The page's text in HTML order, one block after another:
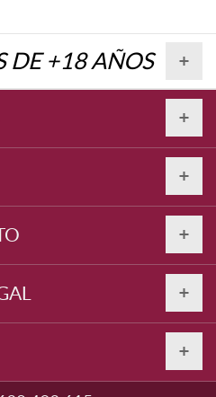
e IGP
Autor
DE +18 AÑOS